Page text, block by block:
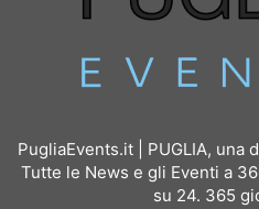
PugliaEvents.it | PUGLIA, una
Tutte le News e gli Eventi a
su 24. 365